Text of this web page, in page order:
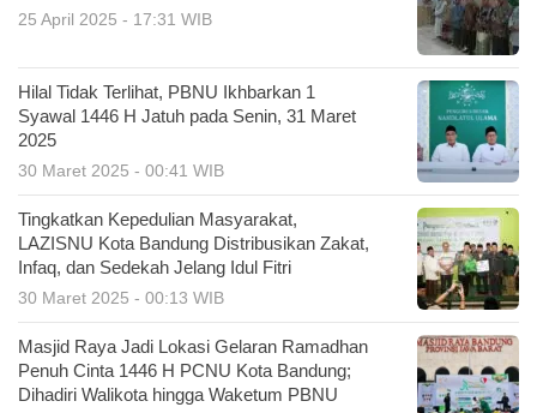
25 April 2025 - 17:31 WIB
Hilal Tidak Terlihat, PBNU Ikhbarkan 1
Syawal 1446 H Jatuh pada Senin, 31 Maret
2025
30 Maret 2025 - 00:41 WIB
Tingkatkan Kepedulian Masyarakat,
LAZISNU Kota Bandung Distribusikan Zakat,
Infaq, dan Sedekah Jelang Idul Fitri
30 Maret 2025 - 00:13 WIB
Masjid Raya Jadi Lokasi Gelaran Ramadhan
Penuh Cinta 1446 H PCNU Kota Bandung;
Dihadiri Walikota hingga Waketum PBNU